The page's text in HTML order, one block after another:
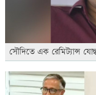
সৌদিতে এক রেমিট্যান্স